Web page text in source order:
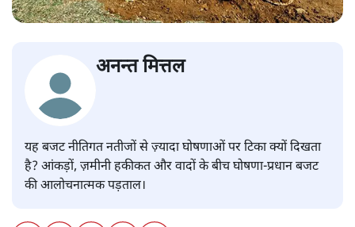
अनन्त मित्तल
यह बजट नीतिगत नतीजों से ज़्यादा घोषणाओं पर टिका क्यों दिखता
है? आंकड़ों, ज़मीनी हकीकत और वादों के बीच घोषणा-प्रधान बजट
की आलोचनात्मक पड़ताल।